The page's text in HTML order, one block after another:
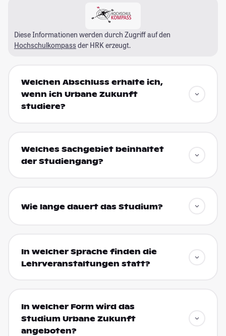
Diese Informationen werden durch Zugriff auf den
Hochschulkompass der HRK erzeugt.
Welchen Abschluss erhalte ich,
wenn ich Urbane Zukunft
studiere?
Welches Sachgebiet beinhaltet
der Studiengang?
Wie lange dauert das Studium?
In welcher Sprache finden die
Lehrveranstaltungen statt?
In welcher Form wird das
Studium Urbane Zukunft
angeboten?